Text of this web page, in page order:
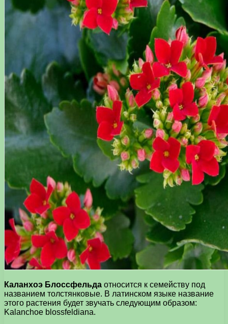
Каланхоэ Блоссфельда относится к семейству под
названием толстянковые. В латинском языке название
этого растения будет звучать следующим образом:
Kalanchoe blossfeldiana.